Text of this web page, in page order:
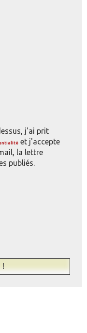
j'ai prit
et j'accepte
la lettre
publiés.